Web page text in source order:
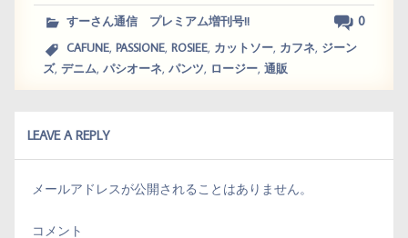
bo
ok
tt
er
er
es
t
0
すーさん通信 プレミアム増刊号!!
CAFUNE,PASSIONE,ROSIEE, カットソー, カフネ, ジーン
ズ,デニム,パシオーネ,パンツ, ロージー,通販
LEAVE A REPLY
メールアドレスが公開されることはありません。
コメント